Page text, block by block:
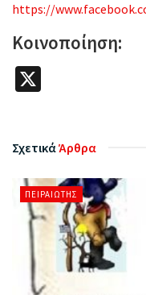
https://
Κοινοποίηση:
ΣχετικάΆρθρα
ΠΕΙΡΑΙΏΤΗΣ